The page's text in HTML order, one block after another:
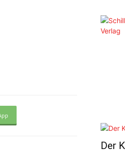
Der